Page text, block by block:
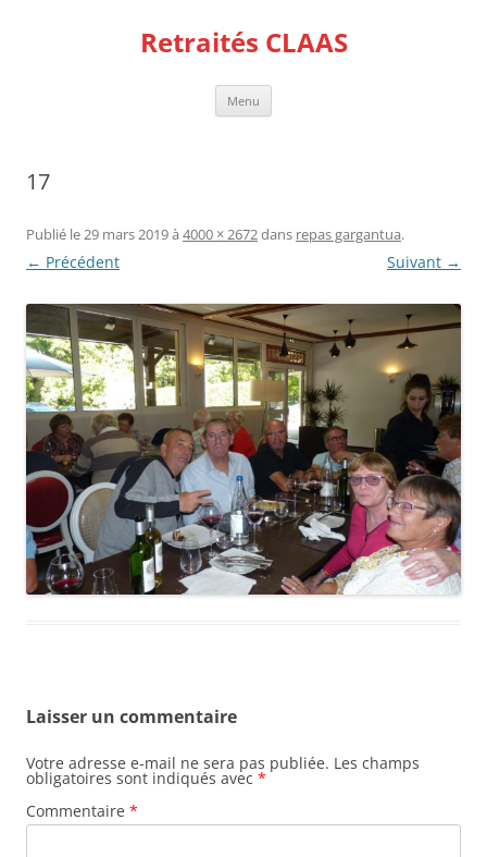
Retraités CLAAS
Menu
17
Publié le29 mars 2019à 4000 × 2672dans repas gargantua.
← Précédent Suivant →
Laisser un commentaire
Votre adresse e-mail ne sera pas publiée. Les champs
obligatoires sont indiqués avec *
Commentaire *